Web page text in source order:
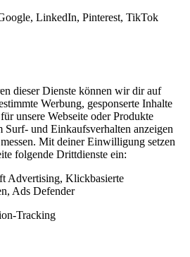
LinkedIn, Pinterest, TikTok
dieser Dienste können wir dir auf
Werbung, gesponserte Inhalte
unsere Webseite oder Produkte
Surf- und Einkaufsverhalten anzeigen
Mit deiner Einwilligung setzen
folgende Drittdienste ein:
Advertising, Klickbasierte
Ads Defender
Tracking